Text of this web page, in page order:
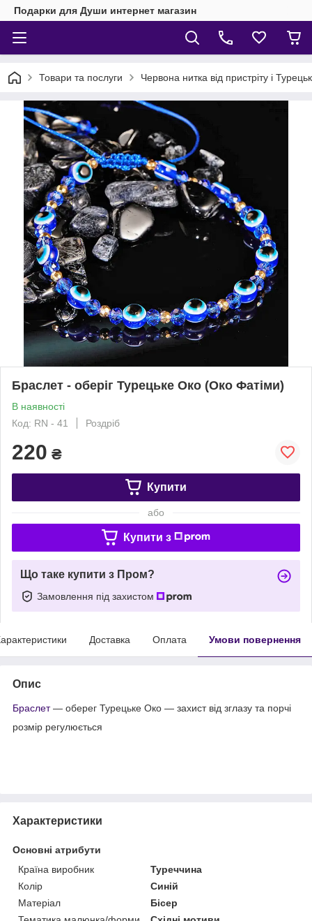
Подарки для Души интернет магазин
Товари та послуги Червона нитка від пристріту і
Браслет - оберіг Турецьке Око (Око Фатіми)
В наявності
Код: RN - 41
Роздріб
220 ₴
Купити
або
Купити з
Що таке купити з Пром?
Замовлення під захистом
Доставка Оплата Умови повернення
Опис
Браслет— оберег Турецьке Око — захист від зглазу та порчі
розмір регулюється
Характеристики
Основні атрибути
Країна виробник
Туреччина
Колір
Синій
Матеріал
Бісер